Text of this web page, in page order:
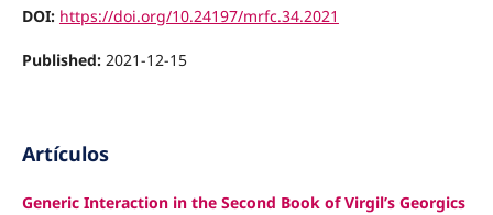
DOI: https://doi.org/10.24197/mrfc.34.2021
Published: 2021-12-15
Artículos
Generic Interaction in the Second Book of Virgil’s Georgics